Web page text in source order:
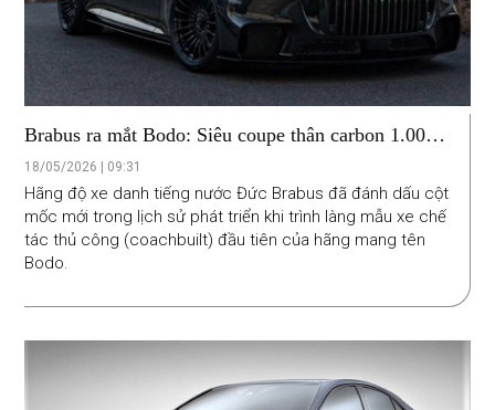
Brabus ra mắt Bodo: Siêu coupe thân carbon 1.000
mã lực, tốc độ 360 km/h, chỉ sản xuất 77 chiếc
18/05/2026 | 09:31
Hãng độ xe danh tiếng nước Đức Brabus đã đánh dấu cột
mốc mới trong lịch sử phát triển khi trình làng mẫu xe chế
tác thủ công (coachbuilt) đầu tiên của hãng mang tên
Bodo.